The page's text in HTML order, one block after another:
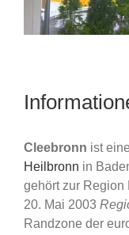
Cleebronn ist
Heilbronn in
gehört zur
20. Mai 2003
Randzone der